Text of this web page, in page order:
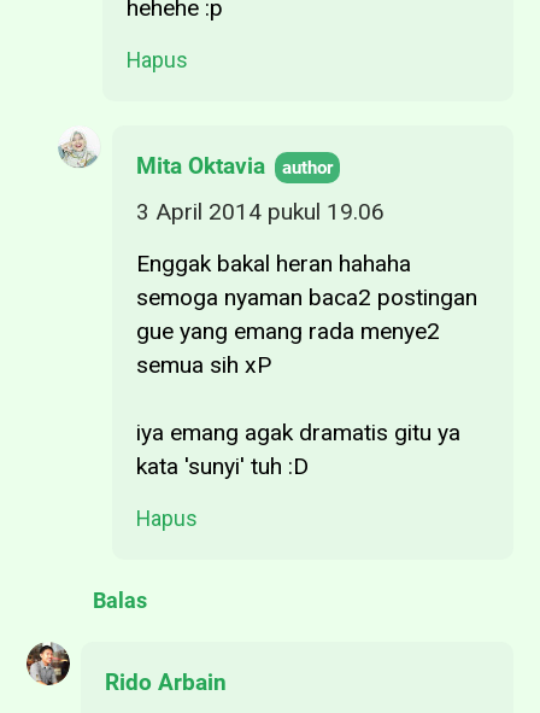
hehehe :p
Hapus
Mita Oktavia
3 April 2014 pukul 19.06
Enggak bakal heran hahaha
semoga nyaman baca2 postingan
gue yang emang rada menye2
semua sih xP
iya emang agak dramatis gitu ya
kata 'sunyi' tuh :D
Hapus
Balas
Rido Arbain